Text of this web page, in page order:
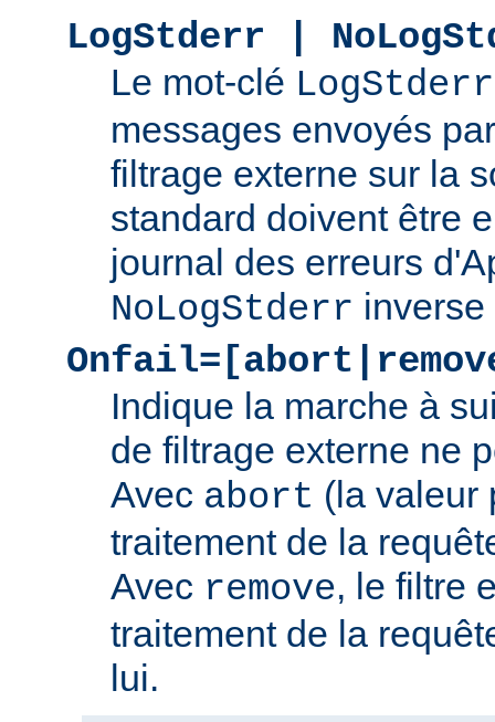
LogStderr |
Le mot-clé LogStderr
messages envoyés
filtrage externe sur la
standard doivent être
journal des erreurs
NoLogStderr
Indique la marche à
de filtrage externe ne
Avec abort (la valeur
traitement de la
Avec remove, le filtre
traitement de la
lui.